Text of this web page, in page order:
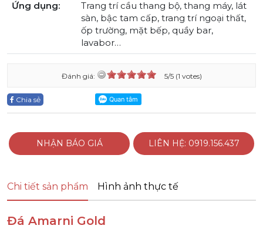
Ứng dụng:
Trang trí cầu thang bộ, thang máy, lát
sàn, bậc tam cấp, trang trí ngoại thất,
ốp trường, mặt bếp, quầy bar,
lavabor…
Đánh giá: 5/5 (1 votes)
Chia sẻ
NHẬN BÁO GIÁ LIÊN HỆ: 0919.156.437
Chi tiết sản phẩm Hình ảnh thực tế
Đá Amarni Gold